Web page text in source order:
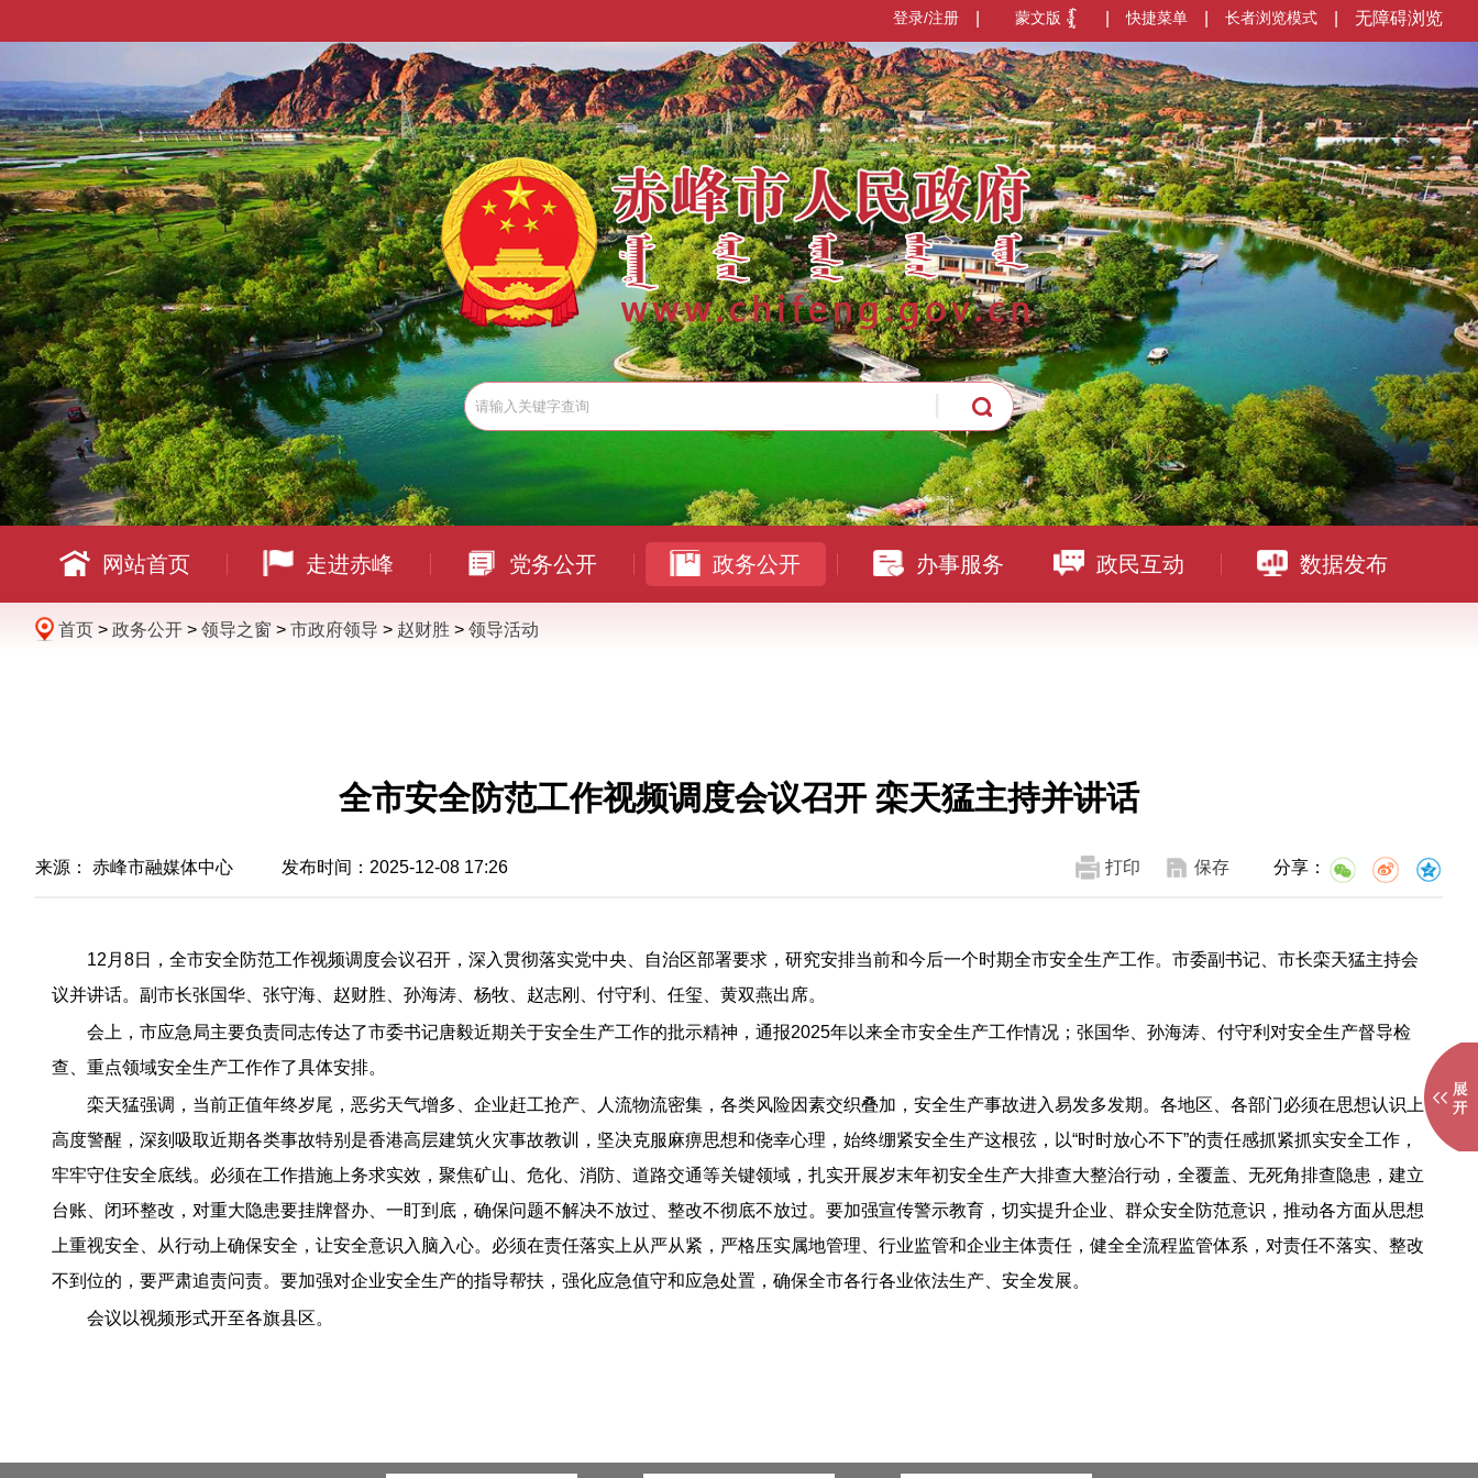
无障碍浏览
长者浏览模式
快捷菜单
蒙文版
登录/注册
网站首页 走进赤峰 党务公开 政务公开 办事服务 政民互动 数据发布
首页 > 政务公开 > 领导之窗 > 市政府领导 > 赵财胜 > 领导活动
全市安全防范工作视频调度会议召开 栾天猛主持并讲话
来源： 赤峰市融媒体中心 发布时间：2025-12-08 17:26 打印 保存 分享：
12月8日，全市安全防范工作视频调度会议召开，深入贯彻落实党中央、自治区部署要求，研究安排当前和今后一个时期全市安全生产工作。市委副书记、市长栾天猛主持会
议并讲话。副市长张国华、张守海、赵财胜、孙海涛、杨牧、赵志刚、付守利、任玺、黄双燕出席。
会上，市应急局主要负责同志传达了市委书记唐毅近期关于安全生产工作的批示精神，通报2025年以来全市安全生产工作情况；张国华、孙海涛、付守利对安全生产督导检
查、重点领域安全生产工作作了具体安排。
栾天猛强调，当前正值年终岁尾，恶劣天气增多、企业赶工抢产、人流物流密集，各类风险因素交织叠加，安全生产事故进入易发多发期。各地区、各部门必须在思想认识上
高度警醒，深刻吸取近期各类事故特别是香港高层建筑火灾事故教训，坚决克服麻痹思想和侥幸心理，始终绷紧安全生产这根弦，以“时时放心不下”的责任感抓紧抓实安全工作，
牢牢守住安全底线。必须在工作措施上务求实效，聚焦矿山、危化、消防、道路交通等关键领域，扎实开展岁末年初安全生产大排查大整治行动，全覆盖、无死角排查隐患，建立
台账、闭环整改，对重大隐患要挂牌督办、一盯到底，确保问题不解决不放过、整改不彻底不放过。要加强宣传警示教育，切实提升企业、群众安全防范意识，推动各方面从思想
上重视安全、从行动上确保安全，让安全意识入脑入心。必须在责任落实上从严从紧，严格压实属地管理、行业监管和企业主体责任，健全全流程监管体系，对责任不落实、整改
不到位的，要严肃追责问责。要加强对企业安全生产的指导帮扶，强化应急值守和应急处置，确保全市各行各业依法生产、安全发展。
会议以视频形式开至各旗县区。